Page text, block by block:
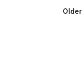
Older